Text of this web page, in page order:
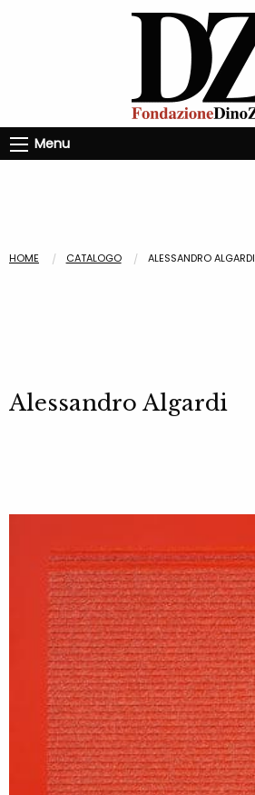
Menu
HOME CATALOGO ALESSANDRO ALGARDI
Alessandro Algardi